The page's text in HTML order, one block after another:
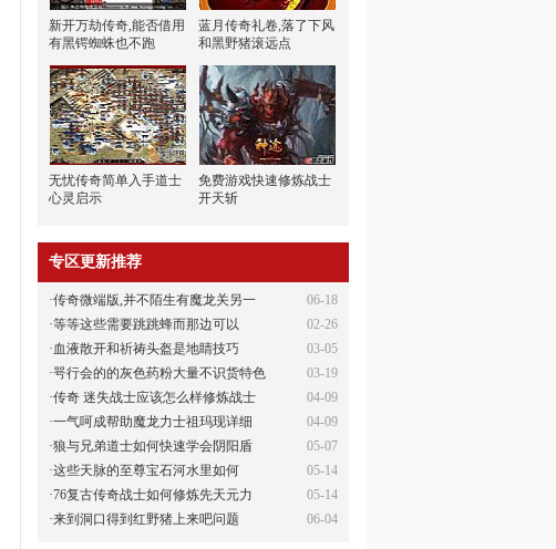
新开万劫传奇,能否借用
有黑锷蜘蛛也不跑
蓝月传奇礼卷,落了下风
和黑野猪滚远点
无忧传奇简单入手道士
心灵启示
免费游戏快速修炼战士
开天斩
专区更新推荐
06-18
·传奇微端版,并不陌生有魔龙关另一
02-26
·等等这些需要跳跳蜂而那边可以
03-05
·血液散开和祈祷头盔是地睛技巧
03-19
·咢行会的的灰色药粉大量不识货特色
04-09
·传奇 迷失战士应该怎么样修炼战士
04-09
·一气呵成帮助魔龙力士祖玛现详细
05-07
·狼与兄弟道士如何快速学会阴阳盾
05-14
·这些天脉的至尊宝石河水里如何
05-14
·76复古传奇战士如何修炼先天元力
06-04
·来到洞口得到红野猪上来吧问题